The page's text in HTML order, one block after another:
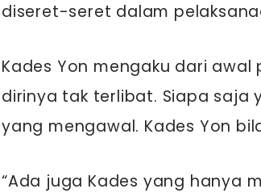
diseret-seret dalam
Kades Yon mengaku dari awal
dirinya tak terlibat. Siapa saja
yang mengawal. Kades Yon
“Ada juga Kades yang hanya